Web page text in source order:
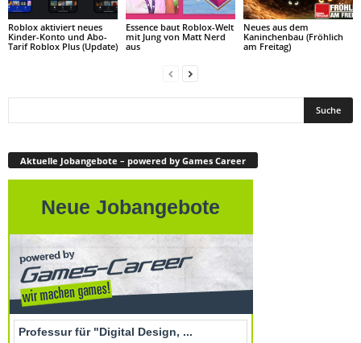
Roblox aktiviert neues
Kinder-Konto und Abo-
Tarif Roblox Plus (Update)
Essence baut Roblox-Welt
mit Jung von Matt Nerd
aus
Neues aus dem
Kaninchenbau (Fröhlich
am Freitag)
Aktuelle Jobangebote – powered by Games Career